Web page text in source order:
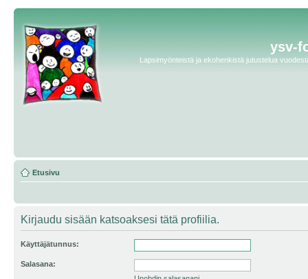
ysv-
Lapsimyönteistä ja ekohenkistä jutustelua
Etusivu
Kirjaudu sisään katsoaksesi tätä profiilia.
Käyttäjätunnus:
Salasana: